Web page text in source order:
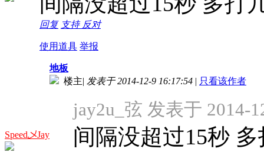
回复 支持 反对
使用道具 举报
Speed乄Jay
地板
楼主| 发表于 2014-12-9 16:17:54 | 只看该作者
jay2u_弦 发表于 2014-
间隔没超过15秒